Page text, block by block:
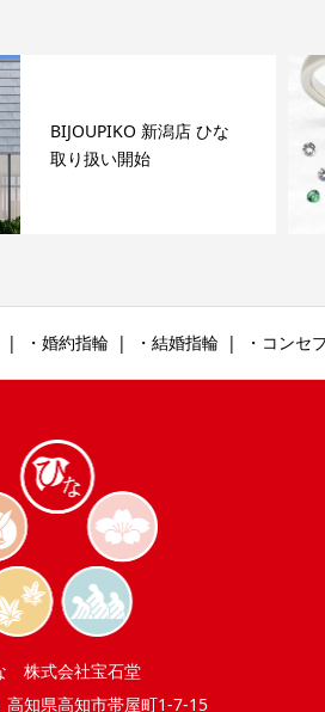
BIJOUPIKO 新潟店 ひな
取り扱い開始
・婚約指輪 ・結婚指輪 ・コンセ
株式会社宝石堂
高知県高知市帯屋町1-7-15